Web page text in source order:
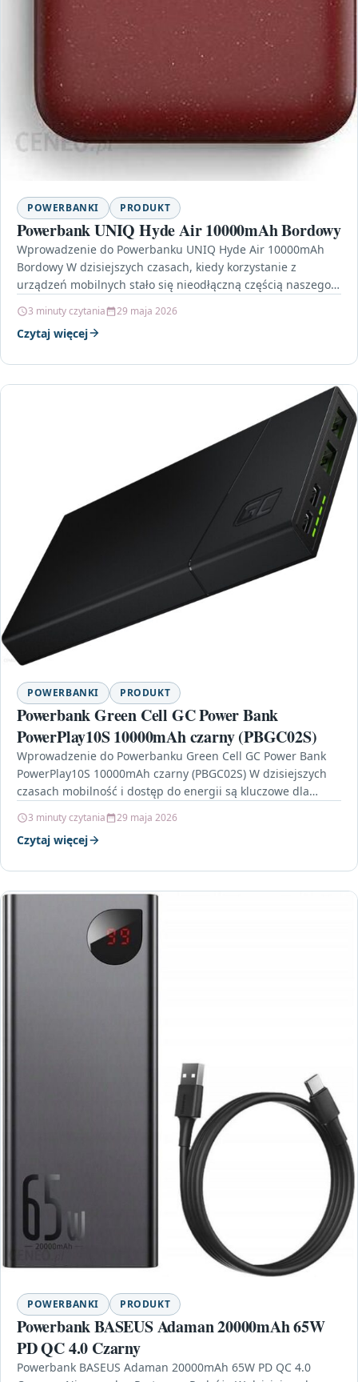
POWERBANKI PRODUKT
Powerbank UNIQ Hyde Air 10000mAh Bordowy
Wprowadzenie do Powerbanku UNIQ Hyde Air 10000mAh
Bordowy W dzisiejszych czasach, kiedy korzystanie z
urządzeń mobilnych stało się nieodłączną częścią naszego
3 minuty czytania 29 maja 2026
Czytaj więcej
POWERBANKI PRODUKT
Powerbank Green Cell GC Power Bank
PowerPlay10S 10000mAh czarny (PBGC02S)
Wprowadzenie do Powerbanku Green Cell GC Power Bank
PowerPlay10S 10000mAh czarny (PBGC02S) W dzisiejszych
czasach mobilność i dostęp do energii są kluczowe dla
3 minuty czytania 29 maja 2026
Czytaj więcej
POWERBANKI PRODUKT
Powerbank BASEUS Adaman 20000mAh 65W
PD QC 4.0 Czarny
Powerbank BASEUS Adaman 20000mAh 65W PD QC 4.0